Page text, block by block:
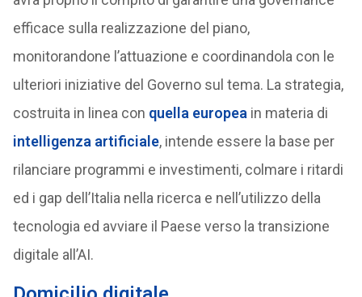
efficace sulla realizzazione del piano,
monitorandone l’attuazione e coordinandola con le
ulteriori iniziative del Governo sul tema. La strategia,
costruita in linea con quella europea in materia di
intelligenza artificiale, intende essere la base per
rilanciare programmi e investimenti, colmare i ritardi
ed i gap dell’Italia nella ricerca e nell’utilizzo della
tecnologia ed avviare il Paese verso la transizione
digitale all’AI.